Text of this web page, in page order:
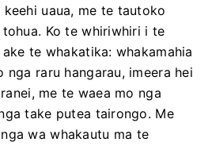
uaua, me te tautoko
Ko te whiriwhiri i te
te whakatika: whakamahia
raru hangarau, imeera hei
me te waea mo nga
take putea tairongo. Me
wa whakautu ma te